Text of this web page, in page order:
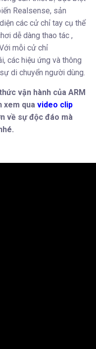
Realsense, sản
các cử chỉ tay cụ thể
dễ dàng thao tác ,
mỗi cử chỉ
các hiệu ứng và thông
di chuyển người dùng.
vận hành của ARM
xem qua video clip
về sự độc đáo mà